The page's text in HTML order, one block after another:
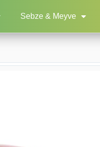
Sebze & Meyve